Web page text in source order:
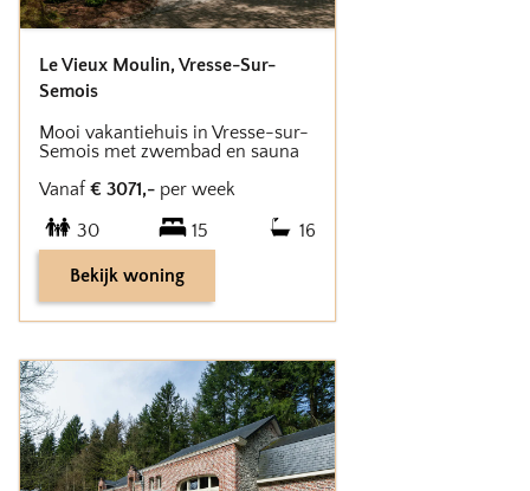
Le Vieux Moulin, Vresse-Sur-
Semois
Mooi vakantiehuis in Vresse-sur-
Semois met zwembad en sauna
Vanaf € 3071,- per week
30
15 16
Bekijk woning